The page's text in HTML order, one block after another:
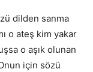
dilden sanma
o ateş kim yakar
o aşık olunan
için sözü